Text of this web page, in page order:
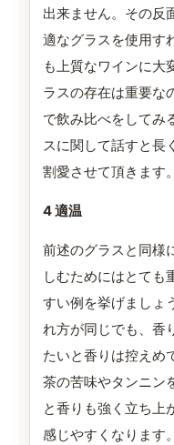
出来ません。その反
適なグラスを使用す
も上質なワインに大
ラスの存在は重要な
で飲み比べをしてみ
スに関して話すと長
割愛させて頂きます。
4 適温
前述のグラスと同様
しむためにはとても
すい例を挙げましょ
れ方が同じでも、香
たいと香りは控えめ
茶の苦味やタンニン
と香りも強く立ち上
感じやすくなります